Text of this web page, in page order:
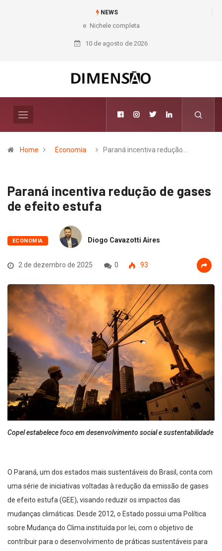
NEWS
Nichele completa 50 anos com 14 lojas e presença entre os maiores
varejistas de materiais de construção do Brasil
10 de agosto de 2026
Home Economia Paraná incentiva redução…
Paraná incentiva redução de gases
de efeito estufa
ECONOMIA Diogo Cavazotti Aires
2 de dezembro de 2025 0 93
Copel estabelece foco em desenvolvimento social e sustentabilidade
O Paraná, um dos estados mais sustentáveis do Brasil, conta com
uma série de iniciativas voltadas à redução da emissão de gases
de efeito estufa (GEE), visando reduzir os impactos das
mudanças climáticas. Desde 2012, o Estado possui uma Política
sobre Mudança do Clima instituída por lei, com o objetivo de
contribuir para o desenvolvimento de práticas sustentáveis para